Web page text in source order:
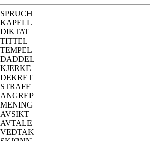
SPRUCH
KAPELL
DIKTAT
TITTEL
TEMPEL
DADDEL
KJERKE
DEKRET
STRAFF
ANGREP
MENING
AVSIKT
AVTALE
VEDTAK